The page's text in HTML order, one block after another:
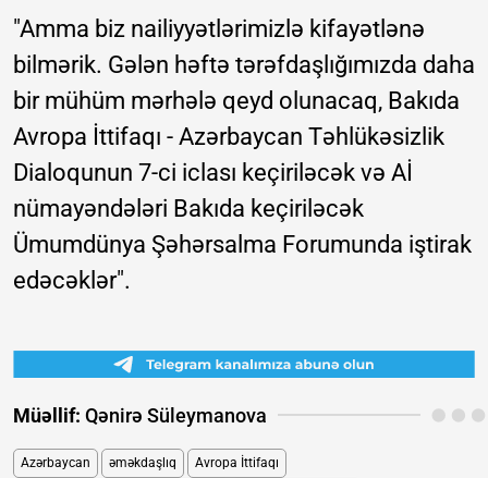
"Amma biz nailiyyətlərimizlə kifayətlənə
bilmərik. Gələn həftə tərəfdaşlığımızda daha
bir mühüm mərhələ qeyd olunacaq, Bakıda
Avropa İttifaqı - Azərbaycan Təhlükəsizlik
Dialoqunun 7-ci iclası keçiriləcək və Aİ
nümayəndələri Bakıda keçiriləcək
Ümumdünya Şəhərsalma Forumunda iştirak
edəcəklər".
Müəllif: Qənirə Süleymanova
Azərbaycan əməkdaşlıq
Avropa İttifaqı